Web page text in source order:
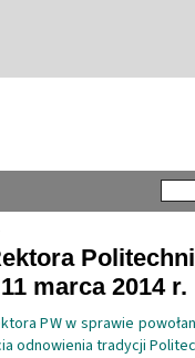
marca 2014 r.
PW w sprawie
odnowienia tradycji